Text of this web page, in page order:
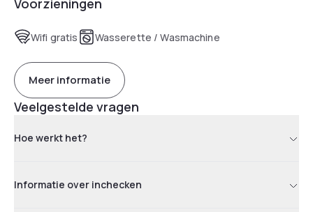
Wifi gratis Wasserette / Wasmachine
Meer informatie
Veelgestelde vragen
Hoe werkt het?
Informatie over inchecken